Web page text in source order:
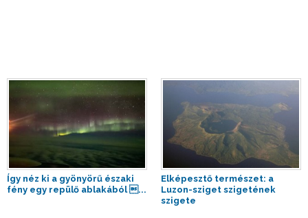
Így néz ki a gyönyörű északi
fény egy repülő ablakából ...
Elképesztő természet: a
Luzon-sziget szigetének
szigete